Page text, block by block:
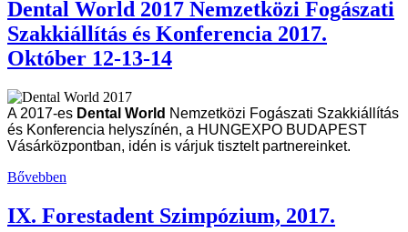
Dental World 2017 Nemzetközi Fogászati
Szakkiállítás és Konferencia 2017.
Október 12-13-14
A 2017-es Dental World Nemzetközi Fogászati Szakkiállítás
és Konferencia helyszínén, a HUNGEXPO BUDAPEST
Vásárközpontban, idén is várjuk tisztelt partnereinket.
Bővebben
IX. Forestadent Szimpózium, 2017.